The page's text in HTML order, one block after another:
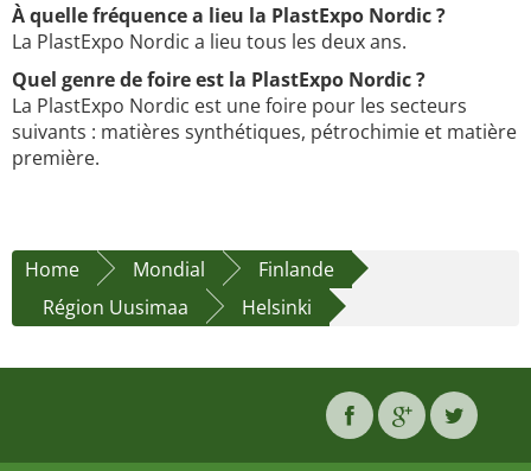
À quelle fréquence a lieu la PlastExpo Nordic ?
La PlastExpo Nordic a lieu tous les deux ans.
Quel genre de foire est la PlastExpo Nordic ?
La PlastExpo Nordic est une foire pour les secteurs
suivants : matières synthétiques, pétrochimie et matière
première.
Home Mondial
Finlande
Région Uusimaa
Helsinki